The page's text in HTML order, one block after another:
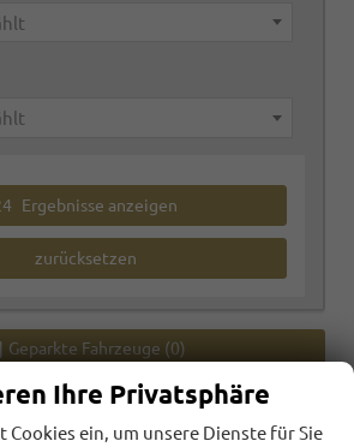
Ergebnisse anzeigen
zurücksetzen
Geparkte Fahrzeuge (0)
Anmelden
Ihre Privatsphäre
Cookies ein, um unsere Dienste für Sie